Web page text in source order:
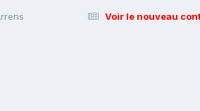
Voir le nouveau